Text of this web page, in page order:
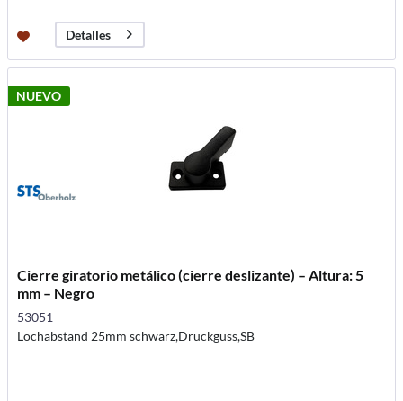
Detalles
NUEVO
Cierre giratorio metálico (cierre deslizante) – Altura: 5
mm – Negro
53051
Lochabstand 25mm schwarz,Druckguss,SB